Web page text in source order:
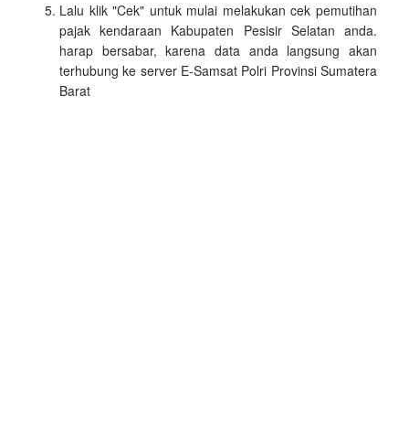
Lalu klik "Cek" untuk mulai melakukan cek pemutihan
pajak kendaraan Kabupaten Pesisir Selatan anda.
harap bersabar, karena data anda langsung akan
terhubung ke server E-Samsat Polri Provinsi Sumatera
Barat